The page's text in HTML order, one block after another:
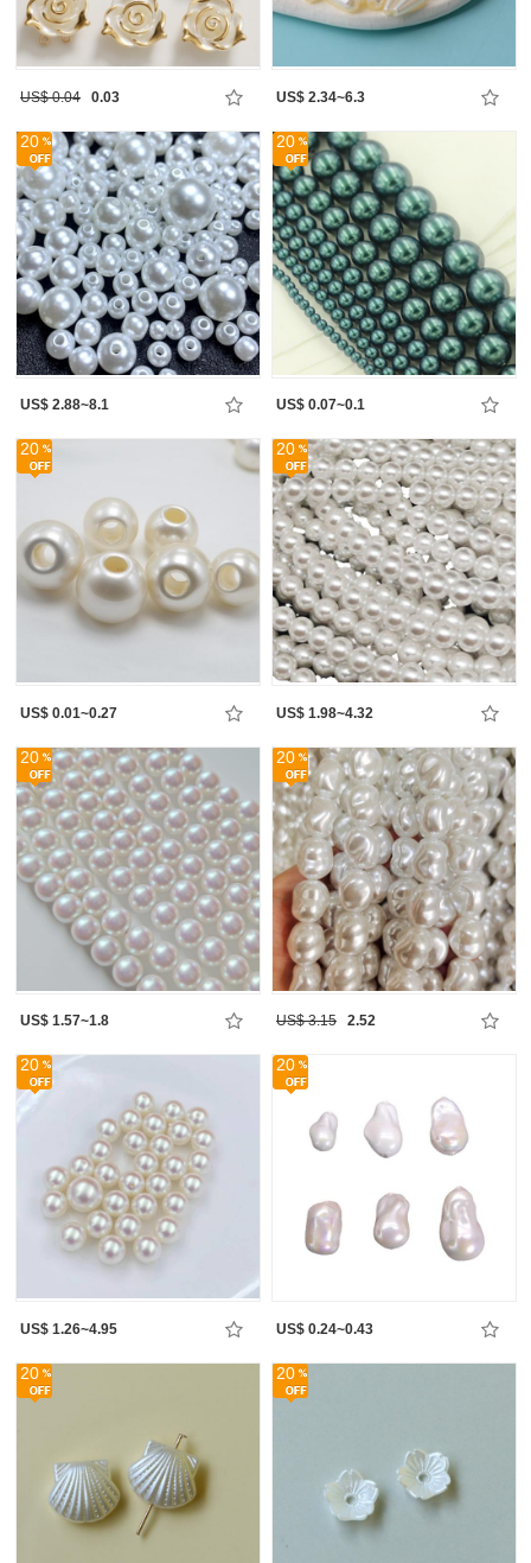
US$ 0.04 0.03 US$ 2.34~6.3
20
US$ 2.88~8.1
20
US$ 0.07~0.1
20
US$ 0.01~0.27
20
US$ 1.98~4.32
20
US$ 1.57~1.8
20
US$ 3.15 2.52
20
US$ 1.26~4.95
20
US$ 0.24~0.43
20 20